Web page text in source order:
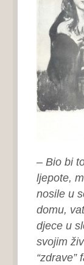
– Bio bi
ljepote,
nosile u
domu,
djece u
svojim